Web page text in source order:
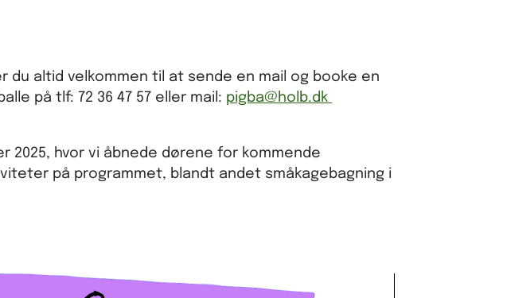
du altid velkommen til at sende en mail og booke en
på tlf: 72 36 47 57 eller mail: pigba@holb.dk
2025, hvor vi åbnede dørene for kommende
på programmet, blandt andet småkagebagning i